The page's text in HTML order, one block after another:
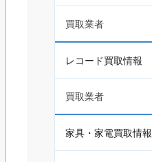
買取業者
レコード買取情報
買取業者
家具・家電買取情報